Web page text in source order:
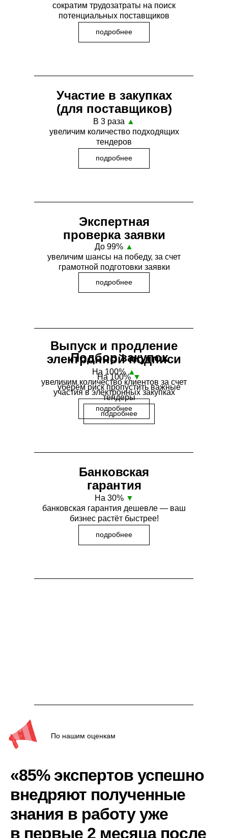
Экспертная
проверка заявки
До 99% ▲
увеличим шансы на победу, за счет
грамотной подготовки заявки
подробнее
Участие в закупках
(для поставщиков)
В 3 раза ▲
увеличим количество подходящих
тендеров
подробнее
сократим трудозатраты на поиск
потенциальных поставщиков
подробнее
Банковская
гарантия
На 30% ▼
банковская гарантия дешевле — ваш
бизнес растёт быстрее!
подробнее
Выпуск и продление
электронной подписи
На 100% ▲
увеличим количество клиентов за счет
участия в электронных закупках
подробнее
Подбор закупок
На 100% ▼
уберём риск пропустить важные
тендеры
подробнее
«85% экспертов успешно
внедряют полученные
знания в работу уже
в первые 2 месяца после
По нашим оценкам